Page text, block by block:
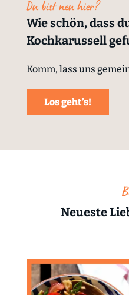
Du bist neu hier?
Wie schön, dass
Kochkarussell
Komm, lass uns
Los geht’s!
Neueste